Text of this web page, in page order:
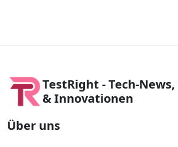
TestRight - Tech-
& Innovationen
Über uns